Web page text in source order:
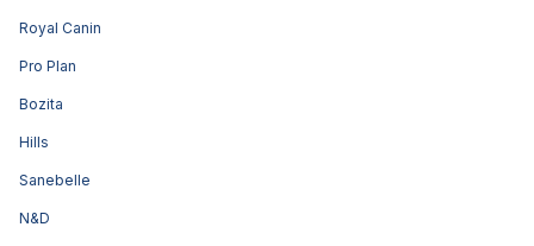
Royal Canin
Pro Plan
Bozita
Hills
Sanebelle
N&D